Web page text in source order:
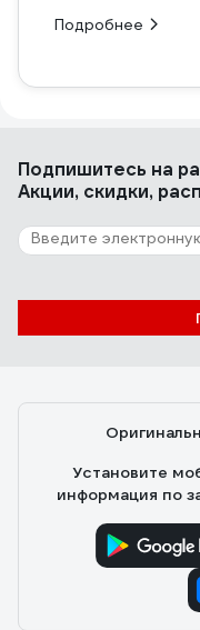
Подробнее
Подпишитесь на
Акции, скидки,
Установите
информация по